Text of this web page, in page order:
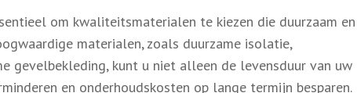
om kwaliteitsmaterialen te kiezen die duurzaam en
materialen, zoals duurzame isolatie,
gevelbekleding, kunt u niet alleen de levensduur van uw
en onderhoudskosten op lange termijn besparen.